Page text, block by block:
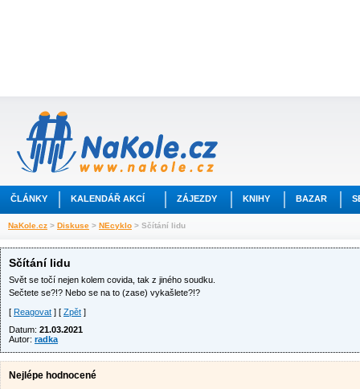
ČLÁNKY KALENDÁŘ AKCÍ ZÁJEZDY KNIHY BAZAR
NaKole.cz > Diskuse > NEcyklo > Sčítání lidu
Sčítání lidu
Svět se točí nejen kolem covida, tak z jiného soudku.
Sečtete se?!? Nebo se na to (zase) vykašlete?!?
[ Reagovat ] [ Zpět ]
Datum: 21.03.2021
Autor: radka
Nejlépe hodnocené